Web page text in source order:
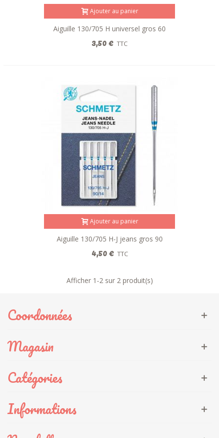
Machines à coudre
Ajouter au panier
Aiguille 130/705 H universel gros 60
3,50 € TTC
Ajouter au panier
Aiguille 130/705 H-J jeans gros 90
4,50 € TTC
Afficher 1 -2 sur 2 produit(s)
Coordonnées
Magasin
Catégories
Informations